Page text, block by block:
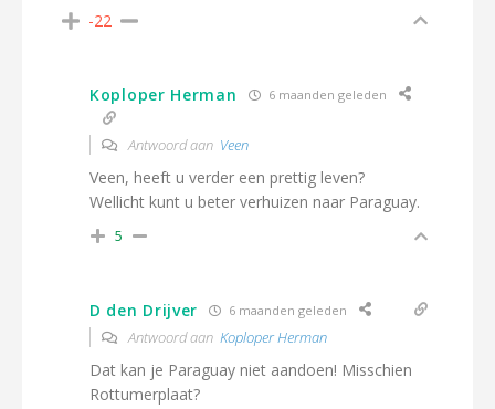
-22
Koploper Herman 6 maanden geleden
Antwoord aan Veen
Veen, heeft u verder een prettig leven?
Wellicht kunt u beter verhuizen naar Paraguay.
5
D den Drijver 6 maanden geleden
Antwoord aan Koploper Herman
Dat kan je Paraguay niet aandoen! Misschien
Rottumerplaat?